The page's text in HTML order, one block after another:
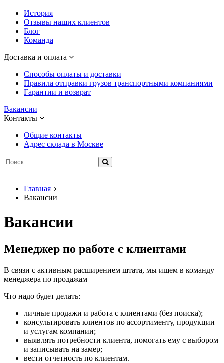
История
Отзывы наших клиентов
Блог
Команда
Доставка и оплата
Способы оплаты и доставки
Правила отправки грузов транспортными компаниями
Гарантии и возврат
Вакансии
Контакты
Общие контакты
Адрес склада в Москве
Главная
Вакансии
Вакансии
Менеджер по работе с клиентами
В связи с активным расширением штата, мы ищем в команду
менеджера по продажам
Что надо будет делать:
личные продажи и работа с клиентами (без поиска);
консультировать клиентов по ассортименту, продукции
и услугам компании;
выявлять потребности клиента, помогать ему с выбором
и записывать на замер;
вести отчетность по клиентам.